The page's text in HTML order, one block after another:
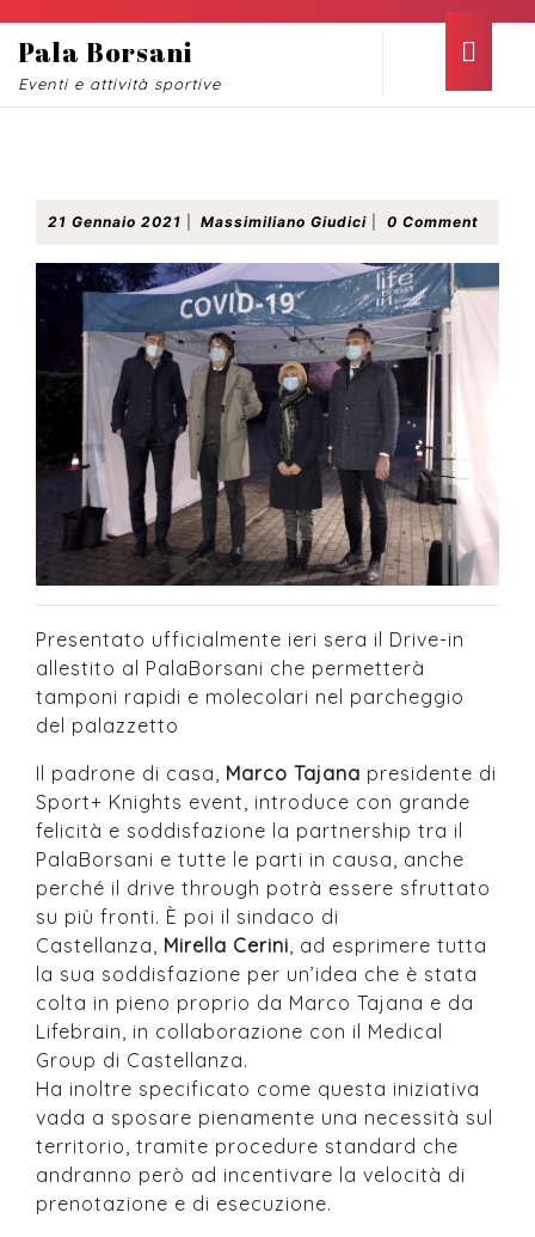
Pala Borsani
Eventi e attività sportive
21 Gennaio 2021
2021
Massimiliano GiudiciMassimiliano
0 Comment
Presentato ufficialmente ieri sera il Drive-in
allestito al PalaBorsani che permetterà
tamponi rapidi e molecolari nel parcheggio
del palazzetto
Il padrone di casa, Marco Tajana presidente di
Sport+ Knights event, introduce con grande
felicità e soddisfazione la partnership tra il
PalaBorsani e tutte le parti in causa, anche
perché il drive through potrà essere sfruttato
su più fronti. È poi il sindaco di
Castellanza, Mirella Cerini, ad esprimere tutta
la sua soddisfazione per un’idea che è stata
colta in pieno proprio da Marco Tajana e da
Lifebrain, in collaborazione con il Medical
Group di Castellanza.
Ha inoltre specificato come questa iniziativa
vada a sposare pienamente una necessità sul
territorio, tramite procedure standard che
andranno però ad incentivare la velocità di
prenotazione e di esecuzione.